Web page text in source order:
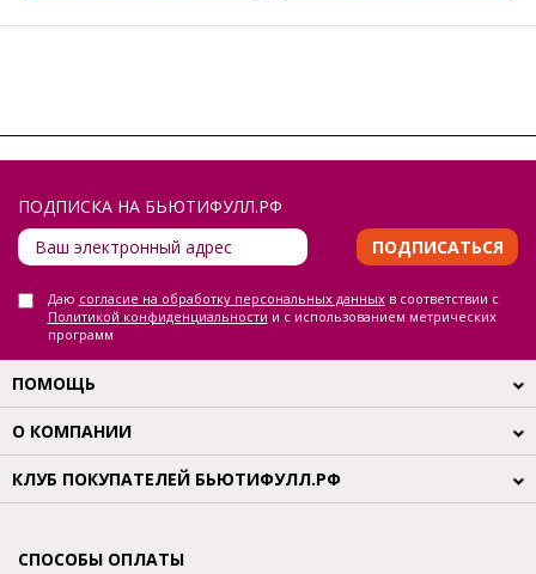
ПОДПИСКА НА БЬЮТИФУЛЛ.РФ
ПОДПИСАТЬСЯ
Даю согласие на обработку персональных данныхв соответствии с
Политикой конфиденциальности и с использованием метрических
программ
ПОМОЩЬ
О КОМПАНИИ
КЛУБ ПОКУПАТЕЛЕЙ БЬЮТИФУЛЛ.РФ
СПОСОБЫ ОПЛАТЫ